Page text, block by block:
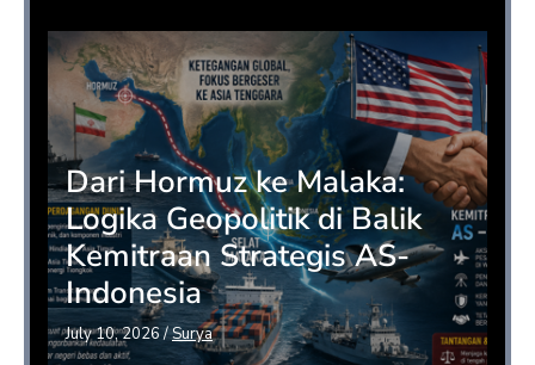
Dari Hormuz ke Malaka:
Logika Geopolitik di Balik
Kemitraan Strategis AS-
Indonesia
July 10, 2026/Surya